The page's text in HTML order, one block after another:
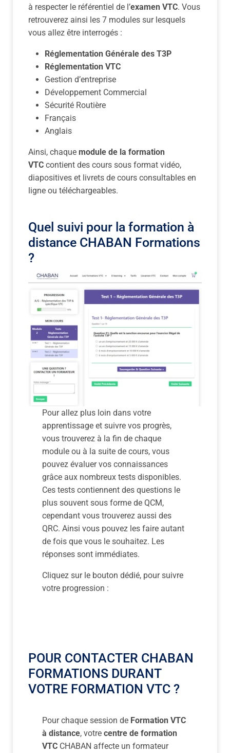
à respecter le référentiel de l’examen VTC. Vous
retrouverez ainsi les 7 modules sur lesquels
vous allez être interrogés :
Réglementation Générale des T3P
Réglementation VTC
Gestion d’entreprise
Développement Commercial
Sécurité Routière
Français
Anglais
Ainsi, chaque module de la formation
VTC contient des cours sous format vidéo,
diapositives et livrets de cours consultables en
ligne ou téléchargeables.
Quel suivi pour la formation à
distance CHABAN Formations
?
Pour allez plus loin dans votre
apprentissage et suivre vos progrès,
vous trouverez à la fin de chaque
module ou à la suite de cours, vous
pouvez évaluer vos connaissances
grâce aux nombreux tests disponibles.
Ces tests contiennent des questions le
plus souvent sous forme de QCM,
cependant vous trouverez aussi des
QRC. Ainsi vous pouvez les faire autant
de fois que vous le souhaitez. Les
réponses sont immédiates.
Cliquez sur le bouton dédié, pour suivre
votre progression :
POUR CONTACTER CHABAN
FORMATIONS DURANT
VOTRE FORMATION VTC ?
Pour chaque session de Formation VTC
à distance, votrecentre de formation
VTC CHABAN affecte un formateur